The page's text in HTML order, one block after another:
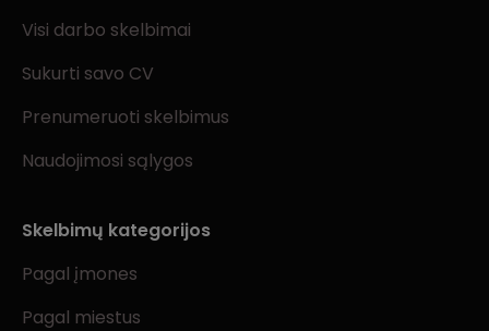
Visi darbo skelbimai
Sukurti savo CV
Prenumeruoti skelbimus
Naudojimosi sąlygos
Skelbimų kategorijos
Pagal įmones
Pagal miestus